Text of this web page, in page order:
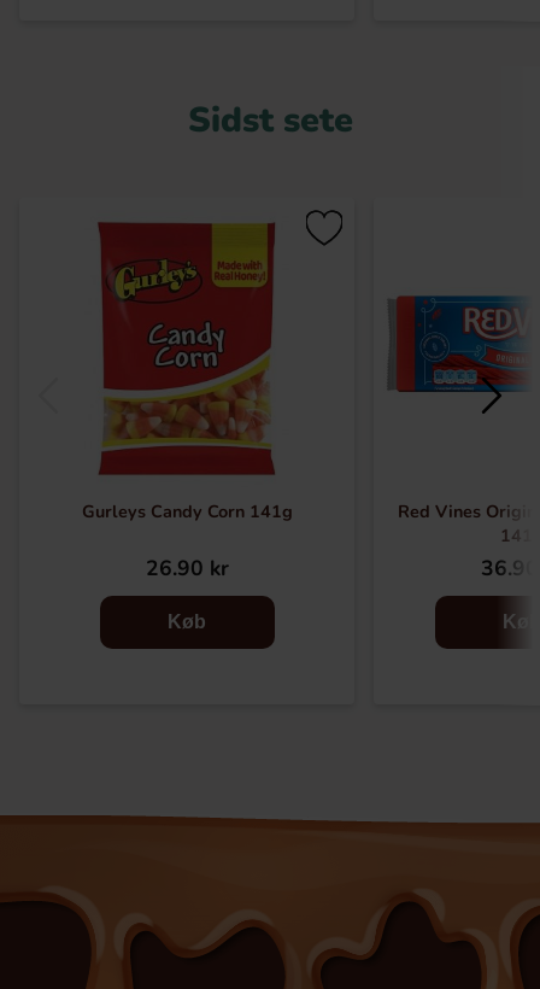
Sidst sete
Gurleys Candy Corn 141g
26.90 kr
Køb
Red Vines
Køb